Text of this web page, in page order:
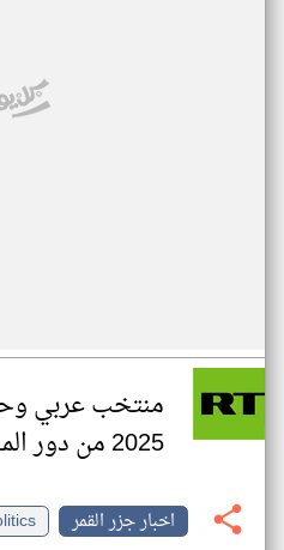
منتخب عربي
2025 من دور المجموعات
اخبار جزر القمر